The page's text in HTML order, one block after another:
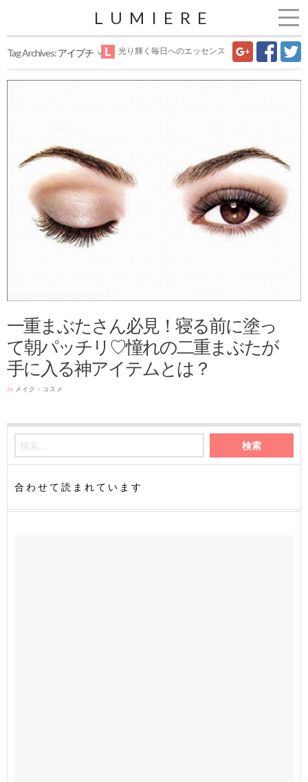
LUMIERE
光り輝く毎日へのエッセンス
Tag Archives:アイプチ
一重まぶたさん必見！寝る前に塗っ
て朝パッチリ♡憧れの二重まぶたが
手に入る神アイテムとは？
in メイク・コスメ
合わせて読まれています